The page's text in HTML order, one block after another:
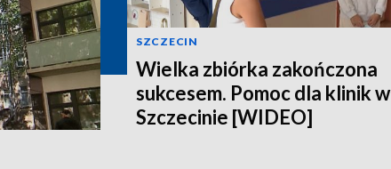
SZCZECIN
Wielka zbiórka zakończona
sukcesem. Pomoc dla klinik w
Szczecinie [WIDEO]